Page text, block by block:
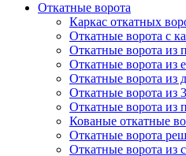
Откатные ворота
Каркас откатных
Откатные ворота с
Откатные ворота из
Откатные ворота из
Откатные ворота из
Откатные ворота из
Откатные ворота из
Кованые откатные
Откатные ворота
Откатные ворота из